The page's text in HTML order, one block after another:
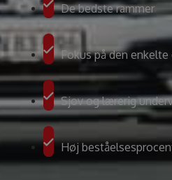
De bedste rammer
Fokus på den enkelte
Sjov og lærerig
Høj